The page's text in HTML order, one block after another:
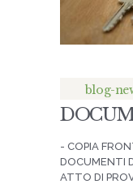
blog-
- COPIA
DOCUMENTI
ATTO DI